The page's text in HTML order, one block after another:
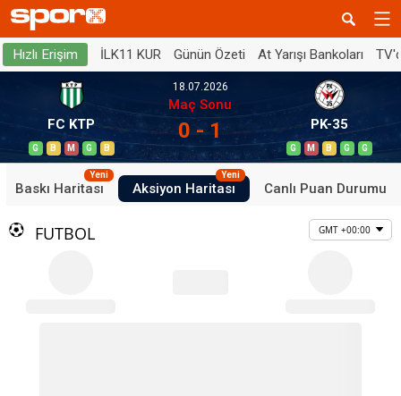
Hızlı Erişim İLK11 KUR Günün Özeti At Yarışı Bankoları
FC KTP
G B M G B
18.07.2026
Maç Sonu
0 - 1 PK-35
G M B G G
Baskı Haritası
Yeni
Aksiyon Haritası
Yeni
Canlı Puan Durumu
FUTBOL GMT +00:00